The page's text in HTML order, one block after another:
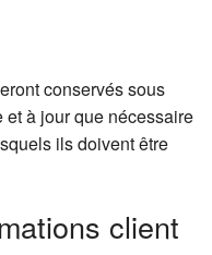
conservés sous
à jour que nécessaire
ils doivent être
client